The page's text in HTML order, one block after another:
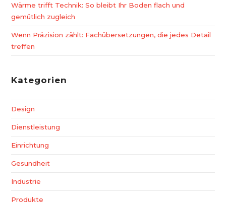
Wärme trifft Technik: So bleibt Ihr Boden flach und
gemütlich zugleich
Wenn Präzision zählt: Fachübersetzungen, die jedes Detail
treffen
Kategorien
Design
Dienstleistung
Einrichtung
Gesundheit
Industrie
Produkte